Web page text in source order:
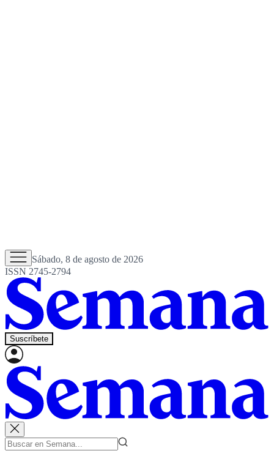
Sábado, 8 de agosto de 2026
ISSN 2745-2794
Suscríbete